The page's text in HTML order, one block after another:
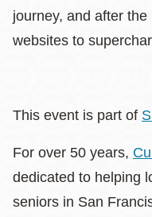
journey, and after the
websites to
This event is part of
For over 50 years,
dedicated to helping
seniors in San